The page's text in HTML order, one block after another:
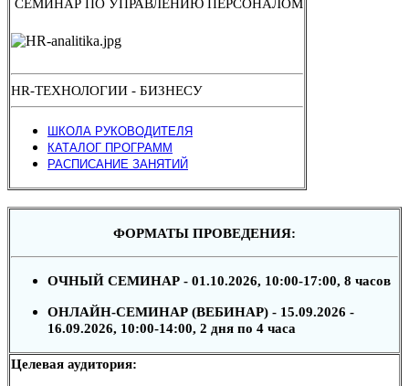
СЕМИНАР ПО УПРАВЛЕНИЮ ПЕРСОНАЛОМ
HR-ТЕХНОЛОГИИ - БИЗНЕСУ
ШКОЛА РУКОВОДИТЕЛЯ
КАТАЛОГ ПРОГРАММ
РАСПИСАНИЕ ЗАНЯТИЙ
ФОРМАТЫ ПРОВЕДЕНИЯ:
ОЧНЫЙ СЕМИНАР - 01.10.2026, 10:00-17:00, 8 часов
ОНЛАЙН-СЕМИНАР (ВЕБИНАР) - 15.09.2026 -
16.09.2026, 10:00-14:00, 2 дня по 4 часа
Целевая аудитория: